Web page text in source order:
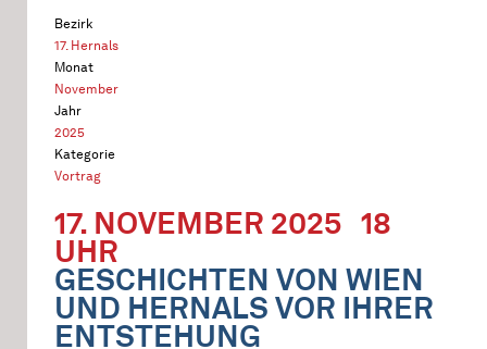
Bezirk
17. Hernals
Monat
November
Jahr
2025
Kategorie
Vortrag
17. NOVEMBER 2025 18
UHR
GESCHICHTEN VON WIEN
UND HERNALS VOR IHRER
ENTSTEHUNG